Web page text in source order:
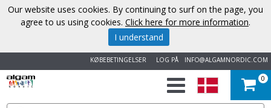
INFO@ALGAMNORDIC.COM
LOG PÅ
KØBEBETINGELSER
START
0
Our website uses cookies. By continuing to surf on the page, you
agree to us using cookies. Click here for more information.
I understand